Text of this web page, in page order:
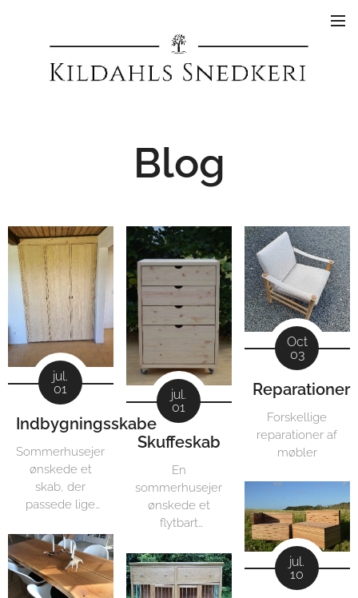
Blog
jul.
01
Indbygningsskabe
Sommerhusejer
ønskede et
skab, der
passede lige
sommerhuset.
jul.
01
Skuffeskab
En
sommerhusejer
ønskede et
flytbart
masser af plads.
Oct
03
Reparationer
Forskellige
reparationer af
møbler
jul.
10